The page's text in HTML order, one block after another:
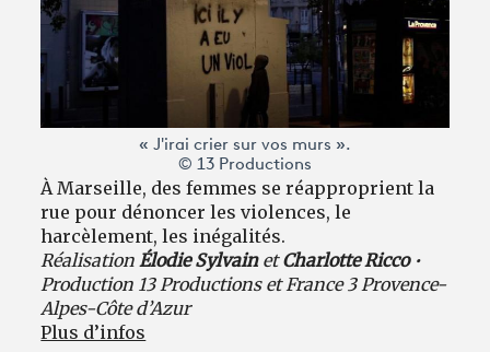
« J'irai crier sur vos murs ».
© 13 Productions
À Marseille, des femmes se réapproprient la
rue pour dénoncer les violences, le
harcèlement, les inégalités.
RéalisationÉlodie SylvainetCharlotte Ricco•
Production 13 Productions et France 3 Provence-
Alpes-Côte d’Azur
Plus d’infos